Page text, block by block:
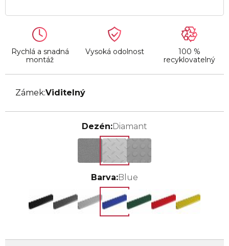
Rychlá a snadná
montáž
Vysoká odolnost
100 %
recyklovatelný
Zámek:Viditelný
Dezén:Diamant
Barva:Blue